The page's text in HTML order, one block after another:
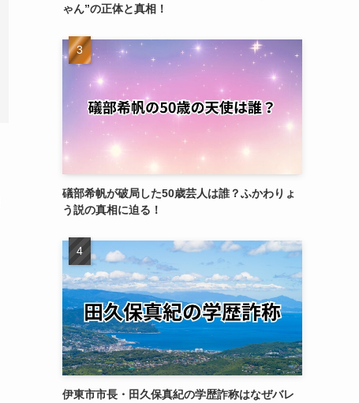
ゃん”の正体と真相！
礒部希帆が破局した50歳芸人は誰？ふかわりょ
う説の真相に迫る！
伊東市市長・田久保真紀の学歴詐称はなぜバレ